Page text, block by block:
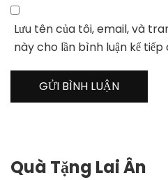
Lưu tên của tôi, email, và
này cho lần bình luận kế tiếp
Quà Tặng Lai Ân